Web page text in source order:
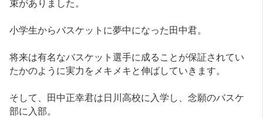
小学生からバスケットに夢中になった田中君。
将来は有名なバスケット選手に成ることが保証されてい
たかのように実力をメキメキと伸ばしていきます。
そして、田中正幸君は日川高校に入学し、念願のバスケ
部に入部。